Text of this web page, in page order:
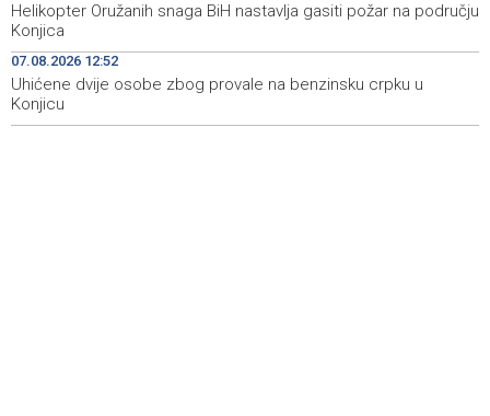
12:39 Saopćenje za javnost Republikanci BiH
12:32
Investicije u BiH u 2025. porasle za 5,36 posto, na 9,44
milijarde KM
Helikopter Oružanih snaga BiH nastavlja gasiti požar na području
Konjica
07.08.2026 12:52
Uhićene dvije osobe zbog provale na benzinsku crpku u
Konjicu